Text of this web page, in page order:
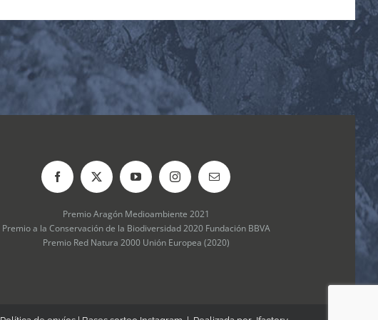
Premio Aragón Medioambiente 2021
Premio a la Conservación de la Biodiversidad 2020 Fundación BBVA
Premio Red Natura 2000 Unión Europea (2020)